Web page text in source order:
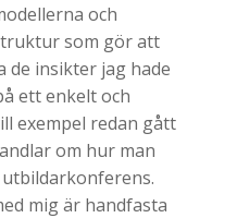
och
som gör att
de insikter jag hade
ett enkelt och
exempel redan gått
om hur man
mig är handfasta